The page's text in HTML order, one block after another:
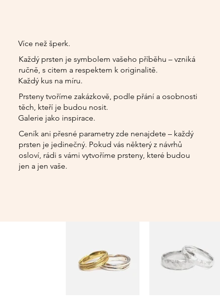
Více než šperk.
Každý prsten je symbolem vašeho příběhu – vzniká
ručně, s citem a respektem k originalitě.
Každý kus na míru.
Prsteny tvoříme zakázkově, podle přání a osobnosti
těch, kteří je budou nosit.
Galerie jako inspirace.
Ceník ani přesné parametry zde nenajdete – každý
prsten je jedinečný. Pokud vás některý z návrhů
osloví, rádi s vámi vytvoříme prsteny, které budou
jen a jen vaše.